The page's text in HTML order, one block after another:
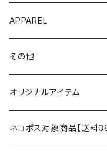
AO COOLERS
asobito
AS2OV
AXESQUIN
バックパック
ポーチ／サコッシュ
ストレージ
パッキングアクセサリー
テント、タープ
テント、シェルター
タープ
スリーピングギア
寝袋
マット
テーブル、チェア
テーブル
ランタン、ライト
APPAREL
トップス
ボトムス
アンダーウェア
その他
遊び
フィッシング
ケア用品
オリジナルアイテム
ネコポス対象商品【送料